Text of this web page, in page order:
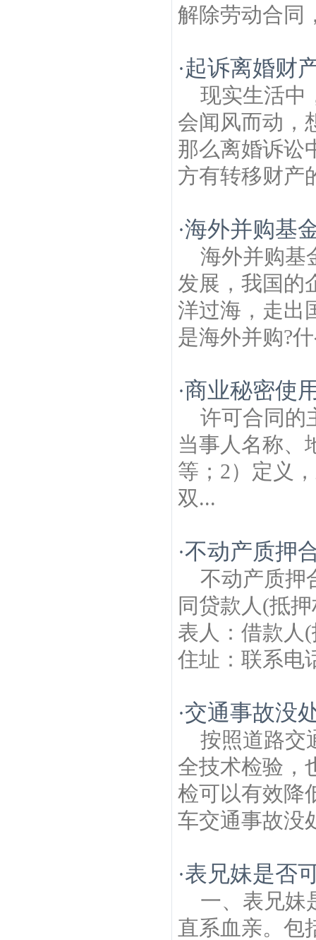
解除劳动合同
·起诉离婚财
现实生活中
会闻风而动，
那么离婚诉讼
方有转移财产
·海外并购基
海外并购基
发展，我国的
洋过海，走出
是海外并购?
·商业秘密使
许可合同的
当事人名称、
等；2）定义
双...
·不动产质押
不动产质押
同贷款人(抵
表人：借款人
住址：联系电
·交通事故没
按照道路交
全技术检验，
检可以有效降
车交通事故没
·表兄妹是否
一、表兄妹
直系血亲。包